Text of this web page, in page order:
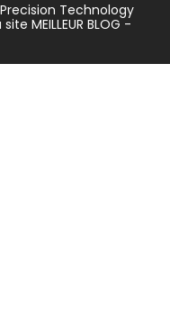
Technology
site MEILLEUR BLOG -